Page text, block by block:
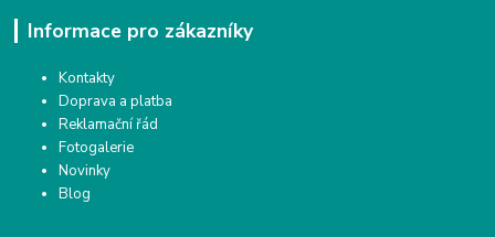
Informace pro zákazníky
Kontakty
Doprava a platba
Reklamační řád
Fotogalerie
Novinky
Blog